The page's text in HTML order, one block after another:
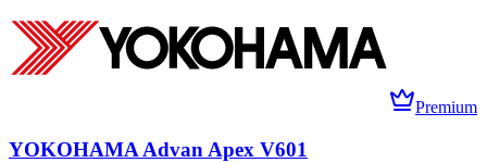
Premium
YOKOHAMA Advan Apex V601